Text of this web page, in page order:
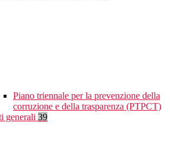
Piano triennale per la prevenzione della
corruzione e della trasparenza (PTPCT)
generali 39